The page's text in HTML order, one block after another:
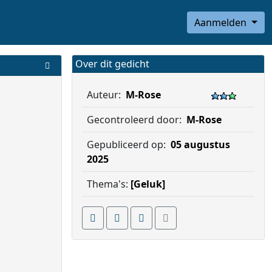
Aanmelden
Over dit gedicht
Auteur: M-Rose
Gecontroleerd door: M-Rose
Gepubliceerd op: 05 augustus
2025
Thema's: [Geluk]